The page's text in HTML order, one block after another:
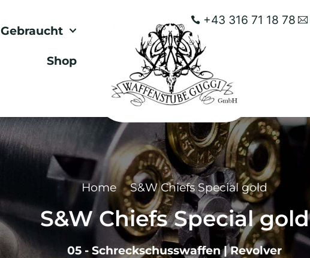
+43 316 71 18 78
Gebraucht
Shop
Home S&W Chiefs Special gold
S&W Chiefs Special gold
05 - Schreckschusswaffen|Revolver